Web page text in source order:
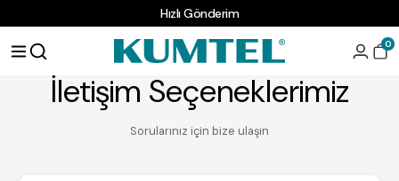
Hızlı Gönderim
0
İletişim Seçeneklerimiz
Sorularınız için bize ulaşın